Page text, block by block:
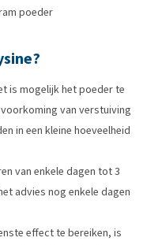
poeder
is mogelijk het poeder te
van verstuiving
in een kleine hoeveelheid
van enkele dagen tot 3
advies nog enkele dagen
effect te bereiken, is